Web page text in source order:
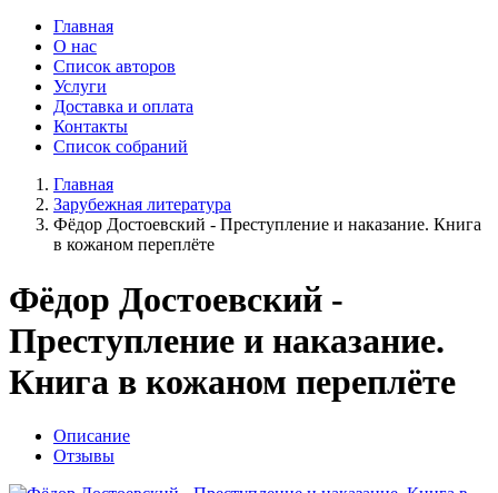
Главная
О нас
Список авторов
Услуги
Доставка и оплата
Контакты
Список собраний
Главная
Зарубежная литература
Фёдор Достоевский - Преступление и наказание. Книга
в кожаном переплёте
Фёдор Достоевский -
Преступление и наказание.
Книга в кожаном переплёте
Описание
Отзывы